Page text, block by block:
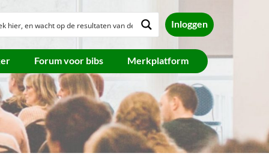
Inloggen
Forum voor bibs Merkplatform